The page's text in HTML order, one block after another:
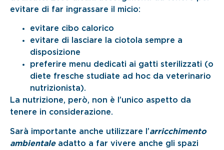
evitare di far ingrassare il micio:
evitare cibo calorico
evitare di lasciare la ciotola sempre a
disposizione
preferire menu dedicati ai gatti sterilizzati (o
diete fresche studiate ad hoc da veterinario
nutrizionista).
La nutrizione, però, non è l’unico aspetto da
tenere in considerazione.
Sarà importante anche utilizzare l’arricchimento
ambientaleadatto a far vivere anche gli spazi